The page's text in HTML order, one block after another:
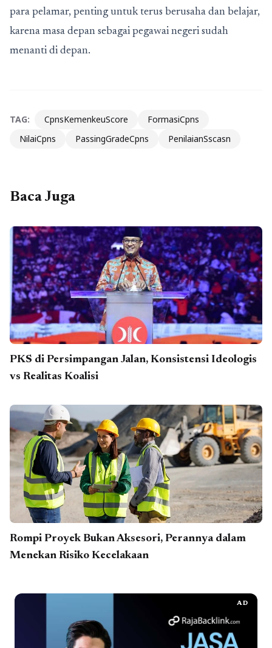
para pelamar, penting untuk terus berusaha dan belajar,
karena masa depan sebagai pegawai negeri sudah
menanti di depan.
TAG: CpnsKemenkeuScore
FormasiCpns
NilaiCpns
PassingGradeCpns PenilaianSscasn
Baca Juga
PKS di Persimpangan Jalan, Konsistensi Ideologis
vs Realitas Koalisi
Rompi Proyek Bukan Aksesori, Perannya dalam
Menekan Risiko Kecelakaan
AD